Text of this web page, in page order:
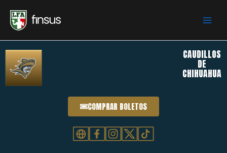
content
CAUDILLOS
DE
CHIHUAHUA
COMPRAR BOLETOS